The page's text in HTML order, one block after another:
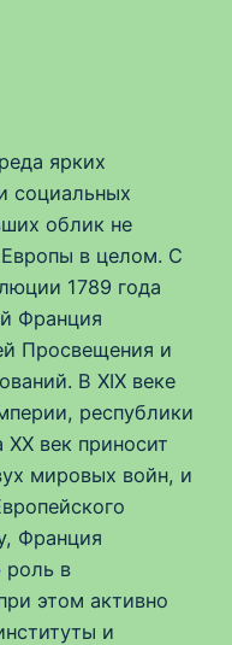
ярких
социальных
облик не
в целом. С
1789 года
Франция
Просвещения и
В XIX веке
республики
век приносит
мировых войн, и
Франция
роль в
этом активно
и